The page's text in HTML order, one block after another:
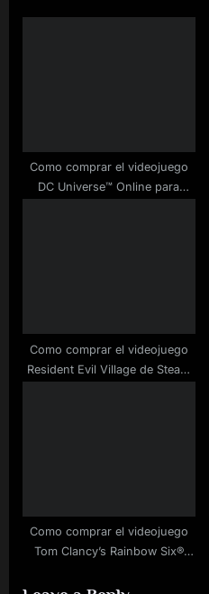
s o
Como comprar el videojuego
DC Universe™ Online para
Como comprar el videojuego
Resident Evil Village de Steam
Como comprar el videojuego
Tom Clancy’s Rainbow Six®